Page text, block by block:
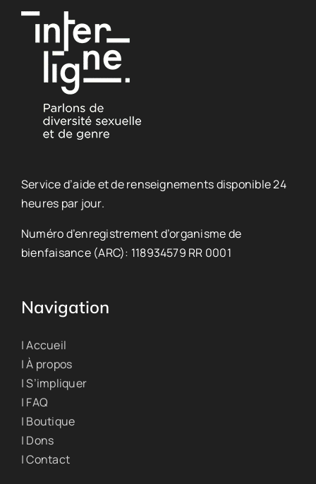
Service d’aide et de renseignements disponible 24
heures par jour.
Numéro d’enregistrement d’organisme de
bienfaisance (ARC): 118934579 RR 0001
Navigation
| Accueil
| À propos
| S’impliquer
| FAQ
| Boutique
| Dons
| Contact